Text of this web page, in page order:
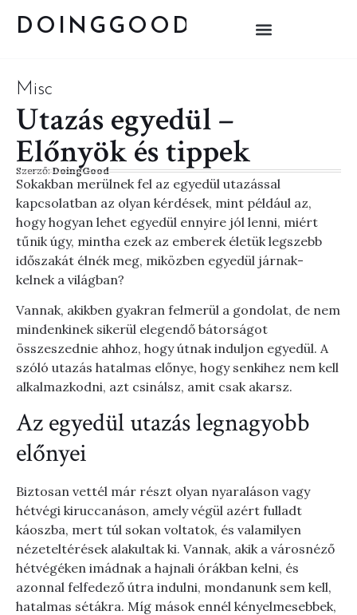
DOINGGOOD
Misc
Utazás egyedül –
Előnyök és tippek
Szerző:DoingGood
Sokakban merülnek fel az egyedül utazással
kapcsolatban az olyan kérdések, mint például az,
hogy hogyan lehet egyedül ennyire jól lenni, miért
tűnik úgy, mintha ezek az emberek életük legszebb
időszakát élnék meg, miközben egyedül járnak-
kelnek a világban?
Vannak, akikben gyakran felmerül a gondolat, de nem
mindenkinek sikerül elegendő bátorságot
összeszednie ahhoz, hogy útnak induljon egyedül. A
szóló utazás hatalmas előnye, hogy senkihez nem kell
alkalmazkodni, azt csinálsz, amit csak akarsz.
Az egyedül utazás legnagyobb
előnyei
Biztosan vettél már részt olyan nyaraláson vagy
hétvégi kiruccanáson, amely végül azért fulladt
káoszba, mert túl sokan voltatok, és valamilyen
nézeteltérések alakultak ki. Vannak, akik a városnéző
hétvégéken imádnak a hajnali órákban kelni, és
azonnal felfedező útra indulni, mondanunk sem kell,
hatalmas sétákra. Míg mások ennél kényelmesebbek,